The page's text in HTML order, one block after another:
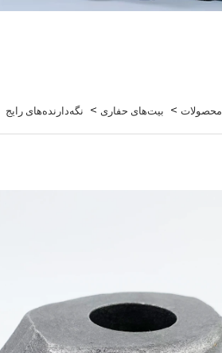
محصولات> بیت‌های حفاری> نگه‌دارنده‌های رایج